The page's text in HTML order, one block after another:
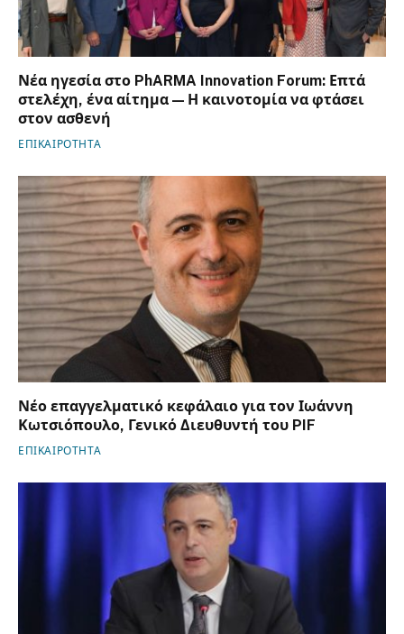
Νέα ηγεσία στο PhARMA Innovation Forum: Επτά
στελέχη, ένα αίτημα — Η καινοτομία να φτάσει
στον ασθενή
ΕΠΙΚΑΙΡΟΤΗΤΑ
Νέο επαγγελματικό κεφάλαιο για τον Ιωάννη
Κωτσιόπουλο, Γενικό Διευθυντή του PIF
ΕΠΙΚΑΙΡΟΤΗΤΑ